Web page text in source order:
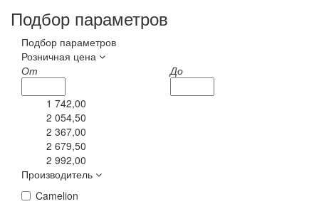
Подбор параметров
Подбор параметров
Розничная цена
От
До
1 742,00
2 054,50
2 367,00
2 679,50
2 992,00
Производитель
Camelion